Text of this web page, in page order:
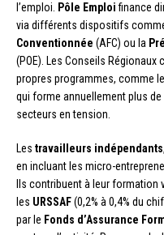
l’emploi. Pôle Emploifinance
via différents dispositifs
Conventionnée (AFC) ou la
(POE). Les Conseils
propres programmes, comme
qui forme annuellement plus
secteurs en tension.
Les travailleurs indépendants
en incluant les micro-
Ils contribuent à leur
les URSSAF(0,2% à 0,4% du
par le Fonds d’Assurance